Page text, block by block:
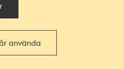
använda